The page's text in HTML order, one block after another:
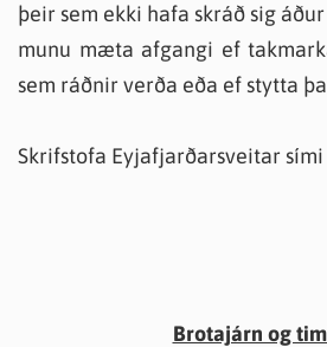
þeir sem ekki hafa skráð sig
munu mæta afgangi ef
sem ráðnir verða eða ef stytta
Skrifstofa Eyjafjarðarsveitar sími
Brotajárn og